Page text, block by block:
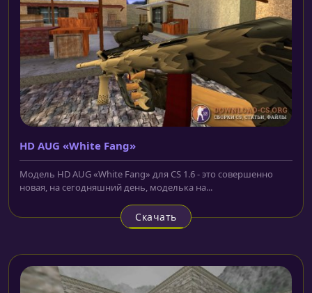
HD AUG «White Fang»
Модель HD AUG «White Fang» для CS 1.6 - это совершенно
новая, на сегодняшний день, моделька на...
Скачать